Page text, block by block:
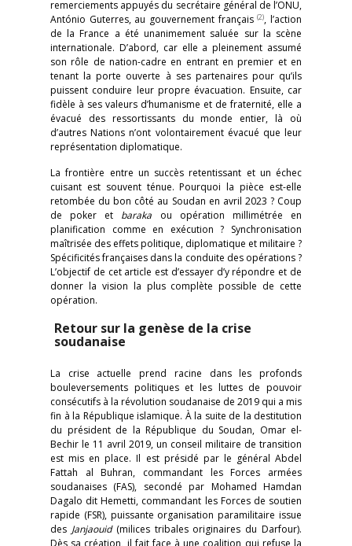
remerciements appuyés du secrétaire général de l’ONU,
António Guterres, au gouvernement français(2), l’action
de la France a été unanimement saluée sur la scène
internationale. D’abord, car elle a pleinement assumé
son rôle de nation-cadre en entrant en premier et en
tenant la porte ouverte à ses partenaires pour qu’ils
puissent conduire leur propre évacuation. Ensuite, car
fidèle à ses valeurs d’humanisme et de fraternité, elle a
évacué des ressortissants du monde entier, là où
d’autres Nations n’ont volontairement évacué que leur
représentation diplomatique.
La frontière entre un succès retentissant et un échec
cuisant est souvent ténue. Pourquoi la pièce est-elle
retombée du bon côté au Soudan en avril 2023 ? Coup
de poker et baraka ou opération millimétrée en
planification comme en exécution ? Synchronisation
maîtrisée des effets politique, diplomatique et militaire ?
Spécificités françaises dans la conduite des opérations ?
L’objectif de cet article est d’essayer d’y répondre et de
donner la vision la plus complète possible de cette
opération.
Retour sur la genèse de la crise
soudanaise
La crise actuelle prend racine dans les profonds
bouleversements politiques et les luttes de pouvoir
consécutifs à la révolution soudanaise de 2019 qui a mis
fin à la République islamique. À la suite de la destitution
du président de la République du Soudan, Omar el-
Bechir le 11 avril 2019, un conseil militaire de transition
est mis en place. Il est présidé par le général Abdel
Fattah al Buhran, commandant les Forces armées
soudanaises (FAS), secondé par Mohamed Hamdan
Dagalo dit Hemetti, commandant les Forces de soutien
rapide (FSR), puissante organisation paramilitaire issue
des Janjaouid(milices tribales originaires du Darfour).
Dès sa création, il fait face à une coalition qui refuse la